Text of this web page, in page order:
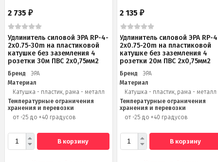
2 735 ₽
Удлинитель силовой ЭРА RP-4-
2x0.75-30m на пластиковой
катушке без заземления 4
розетки 30м ПВС 2х0,75мм2
Бренд
ЭРА
Материал
Катушка - пластик, рама - металл
Температурные ограничения
хранения и перевозки
от -25 до +40 градусов
В корзину
2 135₽
Удлинитель силовой ЭРА RP-
2x0.75-20m на пластиковой
катушке без заземления 4
розетки 20м ПВС 2х0,75мм2
Бренд
ЭРА
Материал
Катушка - пластик, рама - металл
Температурные ограничения
хранения и перевозки
от -25 до +40 градусов
В корзину